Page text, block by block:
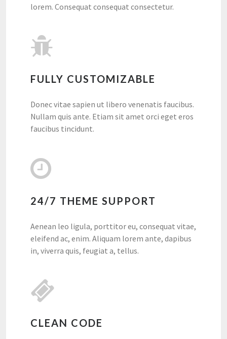
lorem. Consequat consequat consectetur.
FULLY CUSTOMIZABLE
Donec vitae sapien ut libero venenatis faucibus.
Nullam quis ante. Etiam sit amet orci eget eros
faucibus tincidunt.
24/7 THEME SUPPORT
Aenean leo ligula, porttitor eu, consequat vitae,
eleifend ac, enim. Aliquam lorem ante, dapibus
in, viverra quis, feugiat a, tellus.
CLEAN CODE